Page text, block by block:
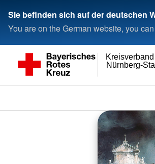
Sie befinden sich auf der deutschen
You are on the German website, you
Nürnberg-
Kreisverband